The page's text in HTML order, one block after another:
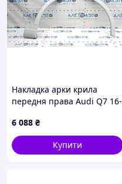
Накладка арки крила
передня права Audi Q7 16-
подряпини
4M0853718AGRU
6 088 ₴
Купити